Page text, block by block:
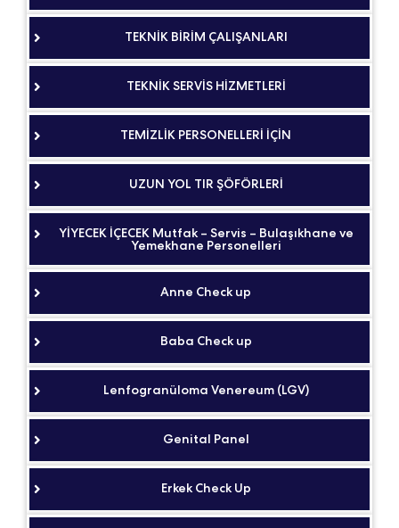
TEKNİK BİRİM ÇALIŞANLARI
TEKNİK SERVİS HİZMETLERİ
TEMİZLİK PERSONELLERİ İÇİN
UZUN YOL TIR ŞÖFÖRLERİ
YİYECEK İÇECEK Mutfak – Servis – Bulaşıkhane ve
Yemekhane Personelleri
Anne Check up
Baba Check up
Lenfogranüloma Venereum (LGV)
Genital Panel
Erkek Check Up